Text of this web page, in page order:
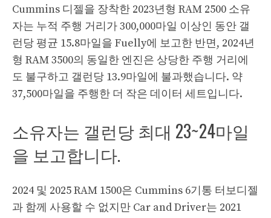
Cummins 디젤을 장착한 2023년형 RAM 2500 소유
자는 누적 주행 거리가 300,000마일 이상인 동안 갤
런당 평균 15.8마일을 Fuelly에 보고한 반면, 2024년
형 RAM 3500의 동일한 엔진은 상당한 주행 거리에
도 불구하고 갤런당 13.9마일에 불과했습니다. 약
37,500마일을 주행한 더 작은 데이터 세트입니다.
소유자는 갤런당 최대 23~24마일
을 보고합니다.
2024 및 2025 RAM 1500은 Cummins 6기통 터보디젤
과 함께 사용할 수 없지만 Car and Driver는 2021